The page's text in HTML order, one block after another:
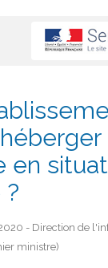
en
- Direction de
ministre)